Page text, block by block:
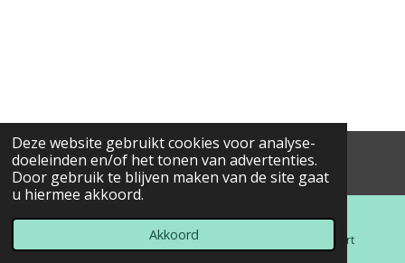
Deze website gebruikt cookies voor analyse-
doeleinden en/of het tonen van advertenties.
Door gebruik te blijven maken van de site gaat
u hiermee akkoord.
Akkoord
© 2015 - 2017 Gerstekot .be
Telefoonnummer Kaart